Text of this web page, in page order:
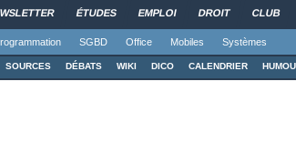
ÉTUDES EMPLOI DROIT CLUB
SGBD Office Mobiles Systèmes
SOURCES DÉBATS WIKI DICO CALENDRIER